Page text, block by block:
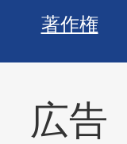
著作権
広告